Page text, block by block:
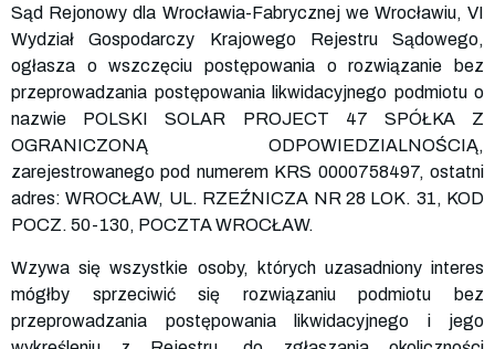
Sąd Rejonowy dla Wrocławia-Fabrycznej we Wrocławiu, VI
Wydział Gospodarczy Krajowego Rejestru Sądowego,
ogłasza o wszczęciu postępowania o rozwiązanie bez
przeprowadzania postępowania likwidacyjnego podmiotu o
nazwie POLSKI SOLAR PROJECT 47 SPÓŁKA Z
OGRANICZONĄ ODPOWIEDZIALNOŚCIĄ,
zarejestrowanego pod numerem KRS 0000758497, ostatni
adres: WROCŁAW, UL. RZEŹNICZA NR 28 LOK. 31, KOD
POCZ. 50-130, POCZTA WROCŁAW.
Wzywa się wszystkie osoby, których uzasadniony interes
mógłby sprzeciwić się rozwiązaniu podmiotu bez
przeprowadzania postępowania likwidacyjnego i jego